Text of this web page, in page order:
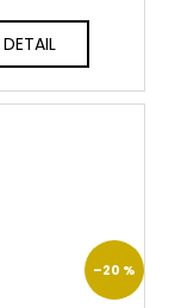
DETAIL
–20 %